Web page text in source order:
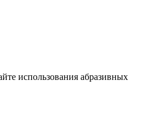
использования абразивных